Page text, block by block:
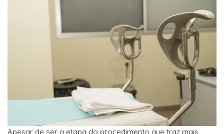
Apesar de ser a etapa do procedimento que traz mais